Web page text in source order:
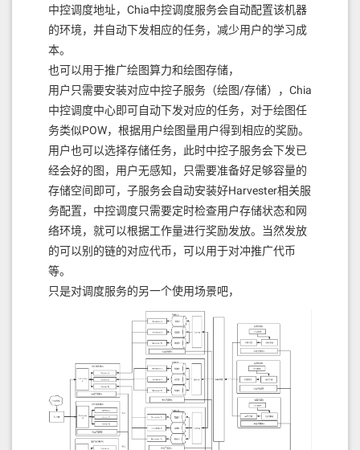
中控调度地址，Chia中控调度服务会自动配置该机器
的环境，并自动下发相应的任务，减少用户的学习成
本。
也可以用于推广绘图算力和绘图存储，
用户只需要安装对应中控子服务（绘图/存储），Chia
中控调度中心即可自动下发对应的任务，对于绘图任
务类似POW，根据用户绘图量用户得到相应的奖励。
用户也可以选择存储任务，此时中控子服务会下发已
经会好的图，用户无感知，只需要准备好足够容量的
存储空间即可，子服务会自动安装好Harvester相关服
务配置，中控调度只需要定时检查用户存储状态和网
络环境，就可以根据工作量进行奖励发放。当然发放
的可以别的链的对应代币，可以用于对冲推广代币
等。
只是对调度服务的另一个使用场景吧，